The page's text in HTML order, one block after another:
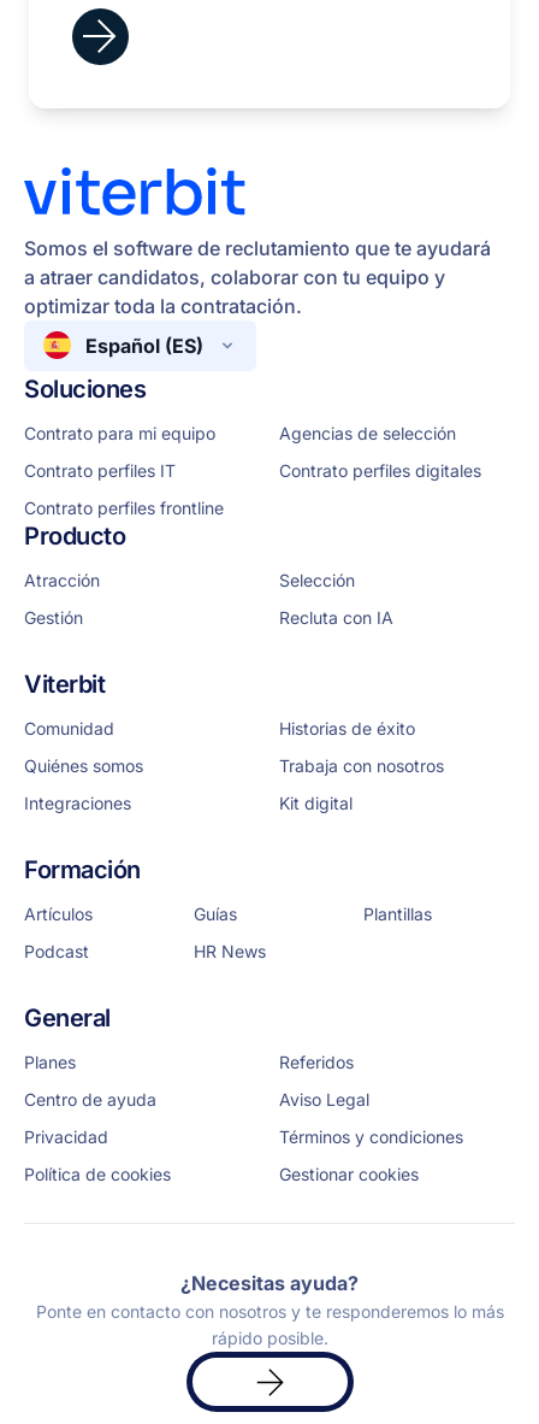
Somos el software de reclutamiento que te ayudará
a atraer candidatos, colaborar con tu equipo y
optimizar toda la contratación.
Español (ES)
Soluciones
Contrato para mi equipo
Agencias de selección
Contrato perfiles IT
Contrato perfiles digitales
Contrato perfiles frontline
Producto
Atracción
Selección
Gestión
Recluta con IA
Viterbit
Comunidad
Historias de éxito
Quiénes somos
Trabaja con nosotros
Integraciones
Kit digital
Formación
Artículos Guías
Plantillas
Podcast
HR News
General
Planes
Referidos
Centro de ayuda
Aviso Legal
Privacidad
Términos y condiciones
Política de cookies
Gestionar cookies
¿Necesitas ayuda?
Ponte en contacto con nosotros y te responderemos lo más
rápido posible.
Solicita
una
demo